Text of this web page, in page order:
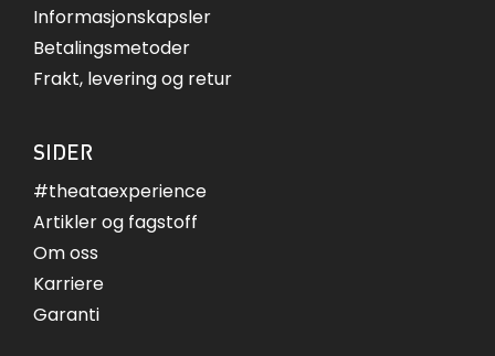
Informasjonskapsler
Betalingsmetoder
Frakt, levering og retur
SIDER
#theataexperience
Artikler og fagstoff
Om oss
Karriere
Garanti